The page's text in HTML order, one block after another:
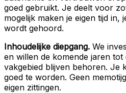
goed gebruikt. Je deelt voor
mogelijk maken je eigen tijd in,
wordt gehoord.
Inhoudelijke diepgang. We
en willen de komende jaren
vakgebied blijven behoren. Je
goed te worden. Geen
eigen zittingen.